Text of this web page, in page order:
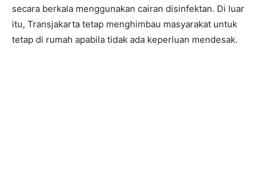
secara berkala menggunakan cairan disinfektan. Di luar
itu, Transjakarta tetap menghimbau masyarakat untuk
tetap di rumah apabila tidak ada keperluan mendesak.